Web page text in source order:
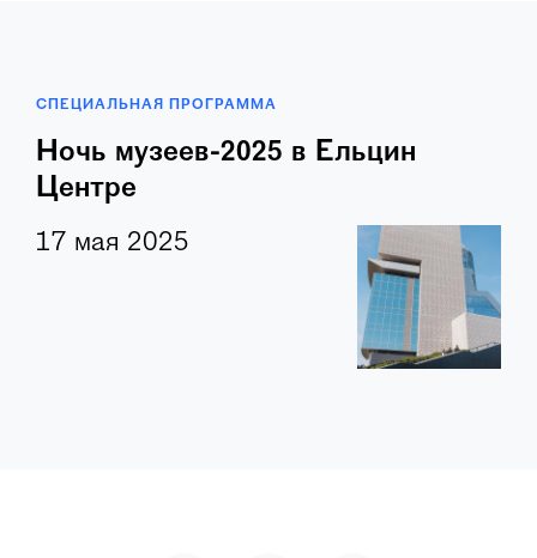
СПЕЦИАЛЬНАЯ ПРОГРАММА
Ночь музеев-2025 в Ельцин
Центре
17 мая 2025